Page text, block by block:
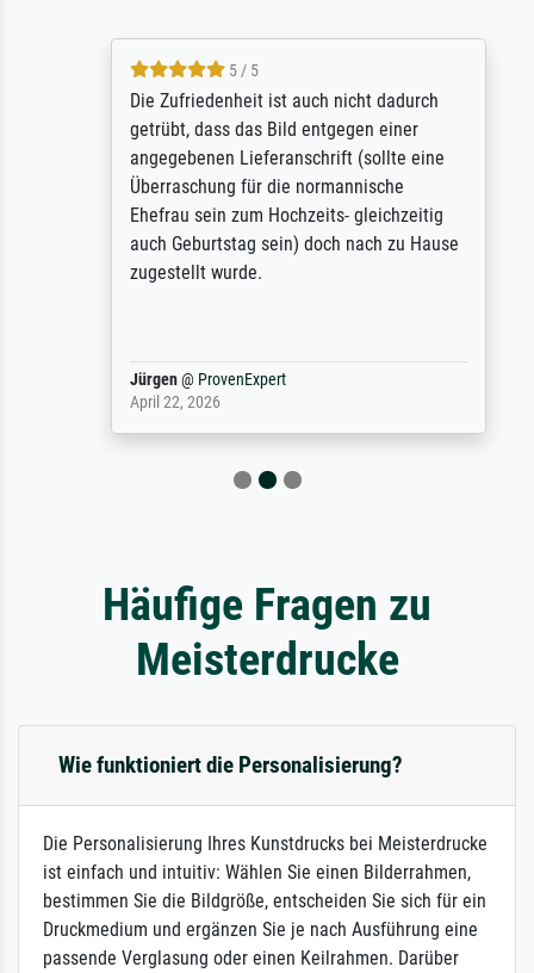
5 / 5
Die Zufriedenheit ist auch nicht dadurch
getrübt, dass das Bild entgegen einer
angegebenen Lieferanschrift (sollte eine
Überraschung für die normannische
Ehefrau sein zum Hochzeits- gleichzeitig
auch Geburtstag sein) doch nach zu Hause
zugestellt wurde.
Jürgen@ProvenExpert
April 22, 2026
Häufige Fragen zu
Meisterdrucke
Wie funktioniert die Personalisierung?
Die Personalisierung Ihres Kunstdrucks bei Meisterdrucke
ist einfach und intuitiv: Wählen Sie einen Bilderrahmen,
bestimmen Sie die Bildgröße, entscheiden Sie sich für ein
Druckmedium und ergänzen Sie je nach Ausführung eine
passende Verglasung oder einen Keilrahmen. Darüber